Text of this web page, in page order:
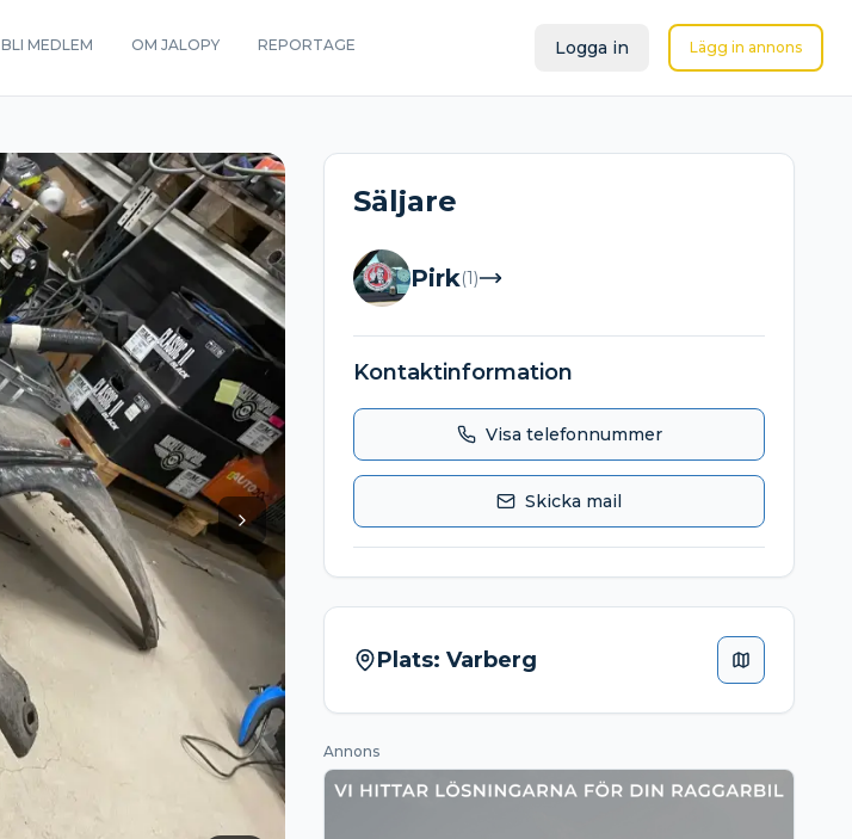
BLI MEDLEM OM JALOPY REPORTAGE Logga in Lägg in annons
Säljare
Pirk(1)
Kontaktinformation
Visa telefonnummer
Skicka mail
Plats:Varberg
Annons